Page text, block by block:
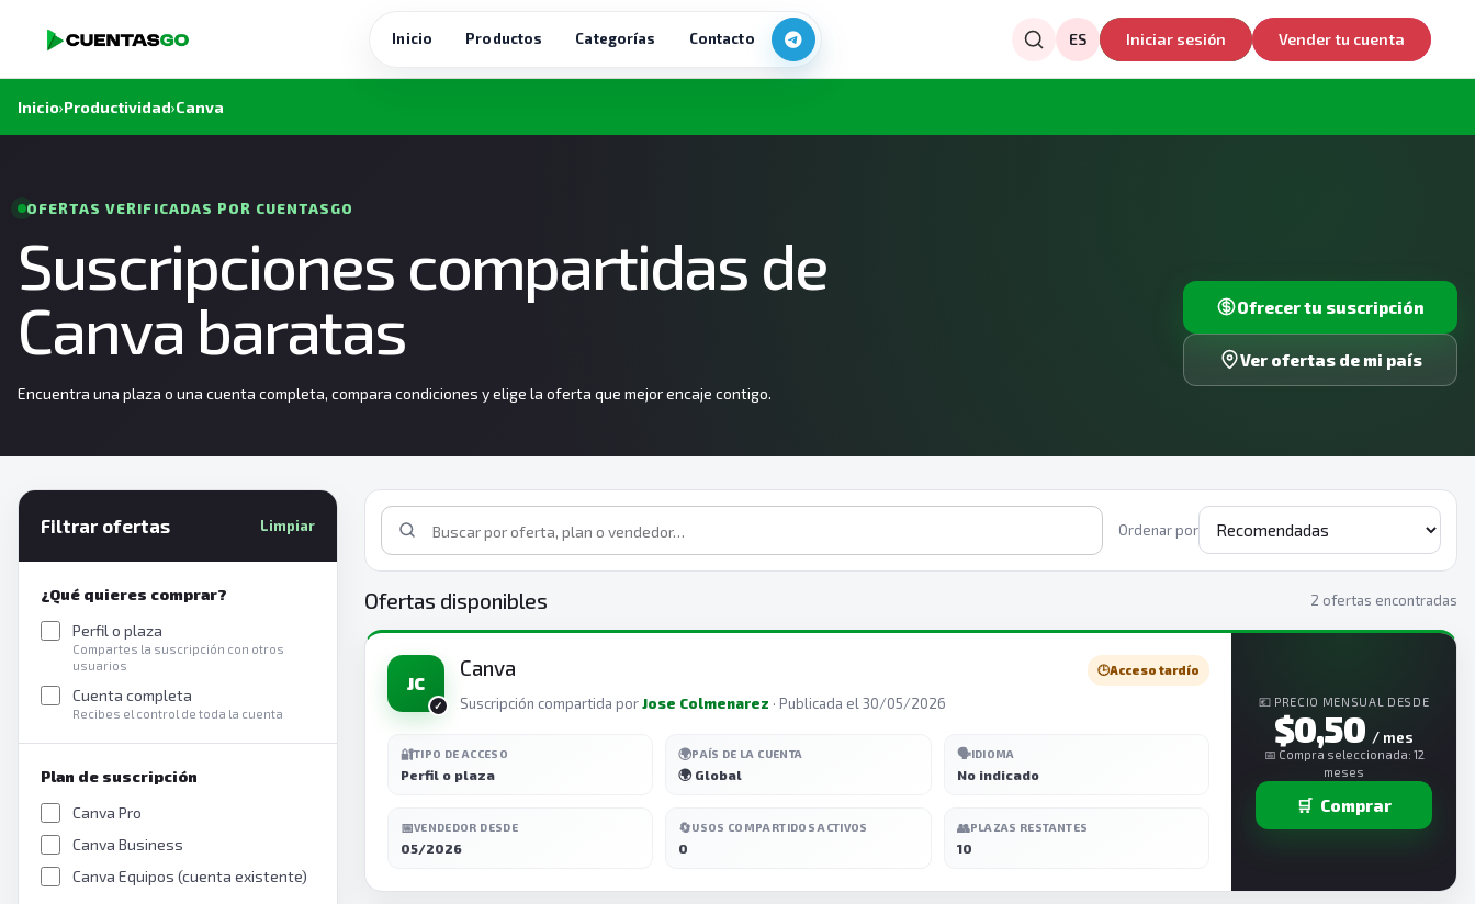
Inicio Productos Categorías Contacto ES Iniciar sesión Vender tu cuenta
Inicio›Productividad›Canva
OFERTAS VERIFICADAS POR CUENTASGO
Suscripciones compartidas de
Canva baratas
Encuentra una plaza o una cuenta completa, compara condiciones y elige la oferta que mejor encaje contigo.
Ofrecer tu suscripción
Ver ofertas de mi país
Filtrar ofertas Limpiar
¿Qué quieres comprar?
Perfil o plaza
Compartes la suscripción con otros
usuarios
Cuenta completa
Recibes el control de toda la cuenta
Plan de suscripción
Canva Pro
Canva Business
Canva Equipos (cuenta existente)
Ordenar por
Ofertas disponibles 2 ofertas encontradas
JC
Canva 🕒Acceso tardío
Suscripción compartida porJose Colmenarez · Publicada el 30/05/2026
🔐TIPO DE ACCESO
Perfil o plaza
🌍PAÍS DE LA CUENTA
🌍 Global
🗣️IDIOMA
No indicado
📅VENDEDOR DESDE
05/2026
🔄USOS COMPARTIDOS ACTIVOS
0
👥PLAZAS RESTANTES
10
💶 PRECIO MENSUAL DESDE
$0,50 / mes
📅 Compra seleccionada: 12
meses
🛒 Comprar